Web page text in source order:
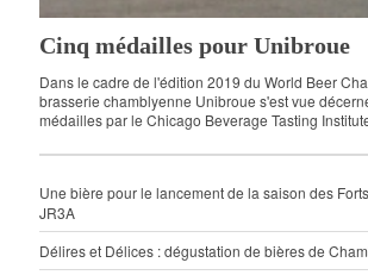
Cinq médailles pour Unibroue
Dans le cadre de l'édition 2019 du World Beer
brasserie chamblyenne Unibroue s'est vue
médailles par le Chicago Beverage Tasting
Une bière pour le lancement de la saison des
JR3A
Délires et Délices : dégustation de bières de